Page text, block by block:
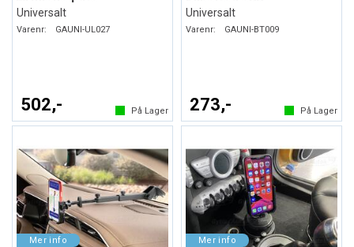
Universalt
Varenr: GAUNI-UL027
502,- På Lager
Universalt
Varenr: GAUNI-BT009
273,- På Lager